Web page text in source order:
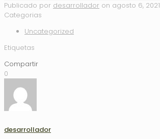
Publicado por desarrollador on agosto 6, 2021
Categorias
Uncategorized
Etiquetas
Compartir
0
desarrollador